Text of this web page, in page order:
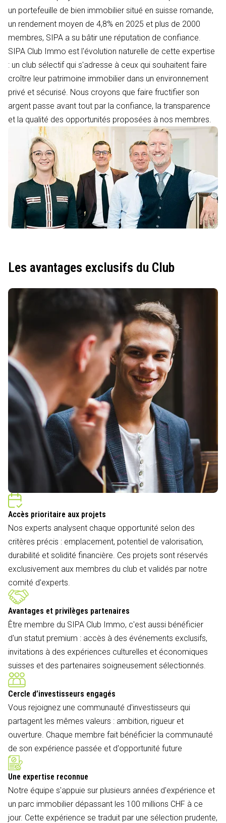
un portefeuille de bien immobilier situé en suisse romande,
un rendement moyen de 4,8% en 2025 et plus de 2000
membres, SIPA a su bâtir une réputation de confiance.
SIPA Club Immo est l'évolution naturelle de cette expertise
: un club sélectif qui s'adresse à ceux qui souhaitent faire
croître leur patrimoine immobilier dans un environnement
privé et sécurisé. Nous croyons que faire fructifier son
argent passe avant tout par la confiance, la transparence
et la qualité des opportunités proposées à nos membres.
Les avantages exclusifs du Club
Accès prioritaire aux projets
Nos experts analysent chaque opportunité selon des
critères précis : emplacement, potentiel de valorisation,
durabilité et solidité financière. Ces projets sont réservés
exclusivement aux membres du club et validés par notre
comité d'experts.
Avantages et privilèges partenaires
Être membre du SIPA Club Immo, c'est aussi bénéficier
d'un statut premium : accès à des événements exclusifs,
invitations à des expériences culturelles et économiques
suisses et des partenaires soigneusement sélectionnés.
Cercle d’investisseurs engagés
Vous rejoignez une communauté d'investisseurs qui
partagent les mêmes valeurs : ambition, rigueur et
ouverture. Chaque membre fait bénéficier la communauté
de son expérience passée et d'opportunité future
Une expertise reconnue
Notre équipe s'appuie sur plusieurs années d'expérience et
un parc immobilier dépassant les 100 millions CHF à ce
jour. Cette expérience se traduit par une sélection prudente,